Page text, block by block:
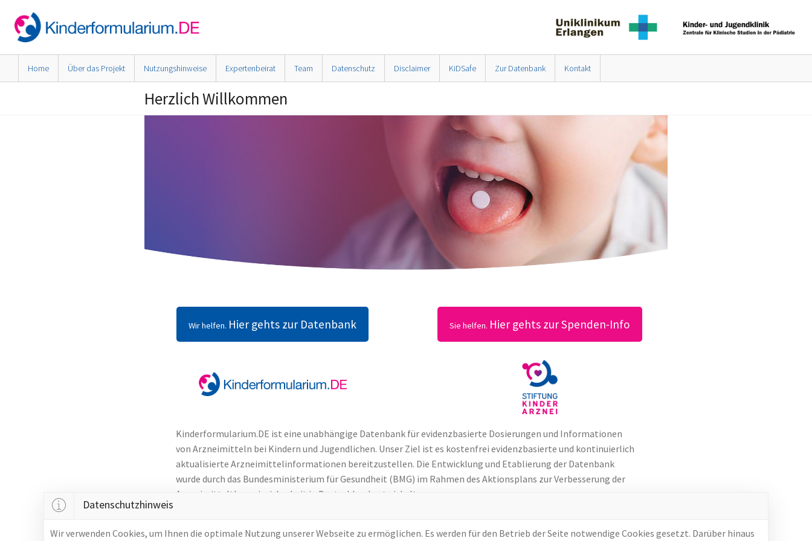
Datenschutzhinweis
Wir verwenden Cookies, um Ihnen die optimale Nutzung unserer Webseite zu ermöglichen. Es werden für den Betrieb der Seite notwendige Cookies gesetzt. Darüber hinaus
Home Über das Projekt Nutzungshinweise Expertenbeirat Team Datenschutz Disclaimer KiDSafe Zur Datenbank Kontakt
Herzlich Willkommen
Wir helfen. Hier gehts zur Datenbank Sie helfen. Hier gehts zur Spenden-Info
Kinderformularium.DE ist eine unabhängige Datenbank für evidenzbasierte Dosierungen und Informationen
von Arzneimitteln bei Kindern und Jugendlichen. Unser Ziel ist es kostenfrei evidenzbasierte und kontinuierlich
aktualisierte Arzneimittelinformationen bereitzustellen. Die Entwicklung und Etablierung der Datenbank
wurde durch das Bundesministerium für Gesundheit (BMG) im Rahmen des Aktionsplans zur Verbesserung der
Arzneimitteltherapiesicherheit in Deutschland entwickelt.
➔ Unser Fortbestand ist abhängig von Unterstützungen und Spenden.